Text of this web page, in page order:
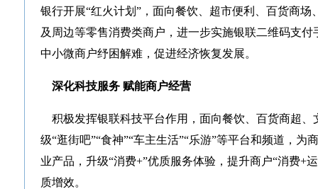
银行开展“红火计划”，面向餐饮、超市便利、百货商
及周边等零售消费类商户，进一步实施银联二维码支
中小微商户纾困解难，促进经济恢复发展。
深化科技服务 赋能商户经营
积极发挥银联科技平台作用，面向餐饮、百货商超、
级“逛街吧”“食神”“车主生活”“乐游”等平台和频道，为
业产品，升级“消费+”优质服务体验，提升商户“消费+
质增效。